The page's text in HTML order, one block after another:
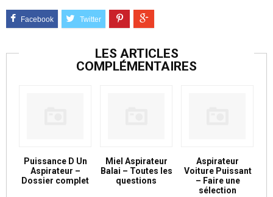
LES ARTICLES
COMPLÉMENTAIRES
Puissance D Un
Aspirateur –
Dossier complet
Miel Aspirateur
Balai – Toutes les
questions
Aspirateur
Voiture Puissant
– Faire une
sélection